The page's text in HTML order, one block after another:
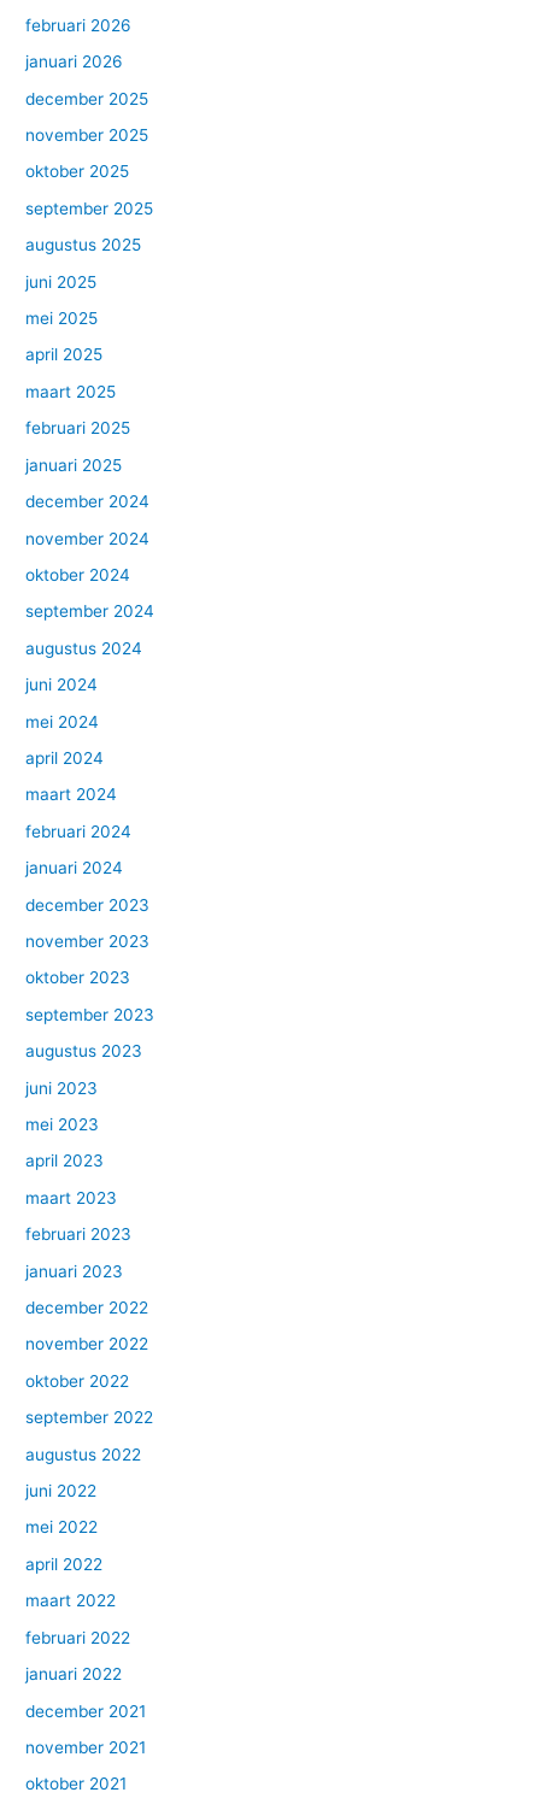
februari 2026
januari 2026
december 2025
november 2025
oktober 2025
september 2025
augustus 2025
juni 2025
mei 2025
april 2025
maart 2025
februari 2025
januari 2025
december 2024
november 2024
oktober 2024
september 2024
augustus 2024
juni 2024
mei 2024
april 2024
maart 2024
februari 2024
januari 2024
december 2023
november 2023
oktober 2023
september 2023
augustus 2023
juni 2023
mei 2023
april 2023
maart 2023
februari 2023
januari 2023
december 2022
november 2022
oktober 2022
september 2022
augustus 2022
juni 2022
mei 2022
april 2022
maart 2022
februari 2022
januari 2022
december 2021
november 2021
oktober 2021